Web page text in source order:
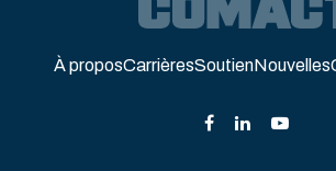
À proposCarrièresSoutienNouvelles